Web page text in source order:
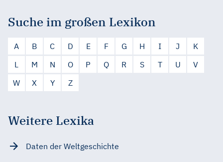
Suche im großen Lexikon
A B C D E F G H I J
K
L
M N O P Q R S T U
V
W
X Y Z
Weitere Lexika
Daten der Weltgeschichte